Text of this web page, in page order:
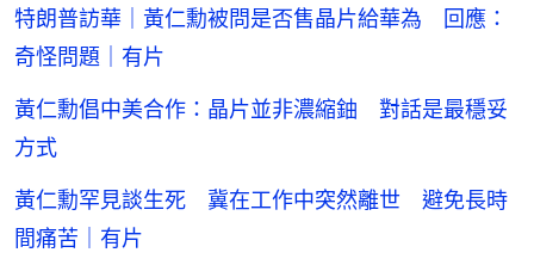
特朗普訪華｜黃仁勳被問是否售晶片給華為 回應：
奇怪問題｜有片
黃仁勳倡中美合作：晶片並非濃縮鈾 對話是最穩妥
方式
黃仁勳罕見談生死 冀在工作中突然離世 避免長時
間痛苦｜有片